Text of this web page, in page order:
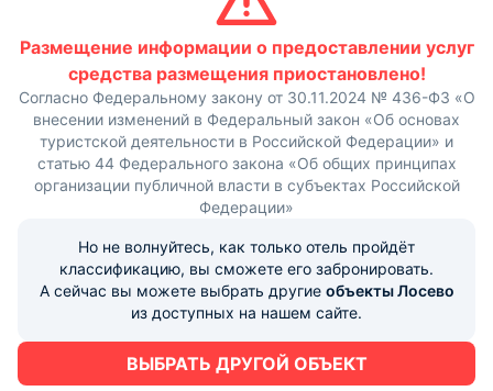
Размещение информации о предоставлении услуг
средства размещения приостановлено!
Согласно Федеральному закону от 30.11.2024 № 436-ФЗ «О
внесении изменений в Федеральный закон «Об основах
туристской деятельности в Российской Федерации» и
статью 44 Федерального закона «Об общих принципах
организации публичной власти в субъектах Российской
Федерации»
Но не волнуйтесь, как только отель пройдёт
классификацию, вы сможете его забронировать.
А сейчас вы можете выбрать другие объекты Лосево
из доступных на нашем сайте.
ВЫБРАТЬ ДРУГОЙ ОБЪЕКТ